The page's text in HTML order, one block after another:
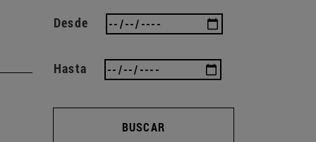
Desde
Hasta
BUSCAR